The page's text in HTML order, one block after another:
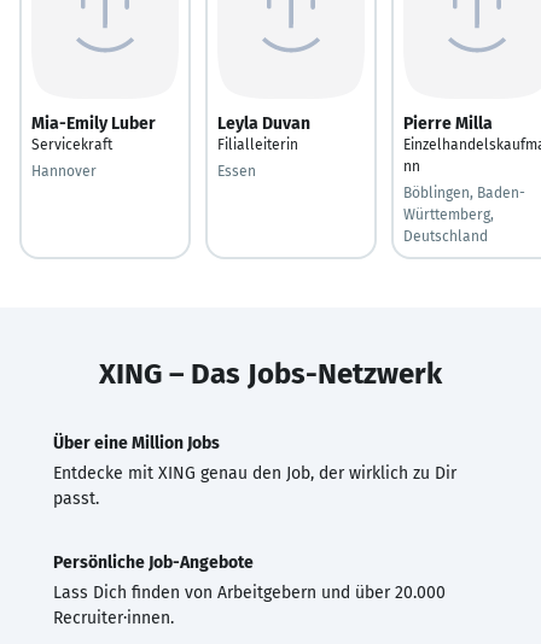
Mia-Emily Luber
Servicekraft
Hannover
Leyla Duvan
Filialleiterin
Essen
Pierre Milla
nn
Böblingen, Baden-
Württemberg,
Deutschland
XING – Das Jobs-Netzwerk
Über eine Million Jobs
Entdecke mit XING genau den Job, der wirklich zu Dir
passt.
Persönliche Job-Angebote
Lass Dich finden von Arbeitgebern und über 20.000
Recruiter·innen.